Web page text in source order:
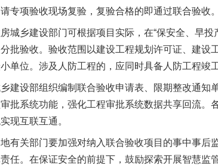
专项验收现场复验，复验合格的即通过联合验收。
乡建设部门可根据项目实际，在“保安全、早投
批验收。验收范围以建设工程规划许可证、建设
单位。涉及人防工程的，应同时具备人防工程竣
设部组织编制联合验收申请表、限期整改通知
批系统功能，强化工程审批系统数据共享回流。
现互联互通。
关部门要加强对纳入联合验收项目的事中事后
任。在保证安全的前提下，鼓励探索开展智慧监
今年投资意愿榜揭晓